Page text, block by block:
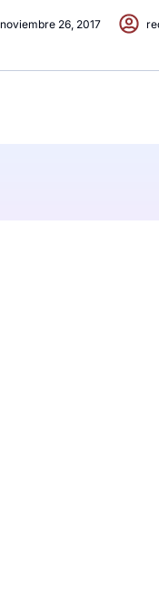
noviembre 26, 2017